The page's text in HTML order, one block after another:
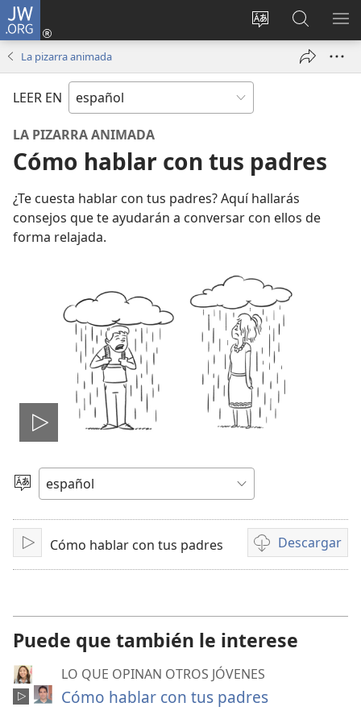
JW.ORG
Cambiar
del sitio
Iniciar
sesión
nueva
en
jw.org
La pizarra animada
LEER EN
LA PIZARRA ANIMADA
Cómo hablar con tus padres
¿Te cuesta hablar con tus padres? Aquí hallarás
consejos que te ayudarán a conversar con ellos de
forma relajada.
Reproducir
video
Elegir
idioma
Reproducir
Cómo hablar con tus padres Descargar
Opciones
de
Puede que también le interese
LO QUE OPINAN OTROS JÓVENES
Cómo hablar con tus padres